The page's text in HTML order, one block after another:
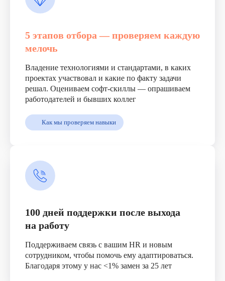
5 этапов отбора — проверяем каждую
мелочь
Владение технологиями и стандартами, в каких
проектах участвовал и какие по факту задачи
решал. Оцениваем софт-скиллы — опрашиваем
работодателей и бывших коллег
Как мы проверяем навыки
100 дней поддержки после выхода
на работу
Поддерживаем связь с вашим HR и новым
сотрудником, чтобы помочь ему адаптироваться.
Благодаря этому у нас <1% замен за 25 лет
и «Арктик СПГ-2» от «Новатэк»
Основали Nordcore Academy
Катунина
Основатель
Получить 3 кандидата
бесплатно
даже по узким
специальностям
за 7–14 дней
Подбираем
специалистов